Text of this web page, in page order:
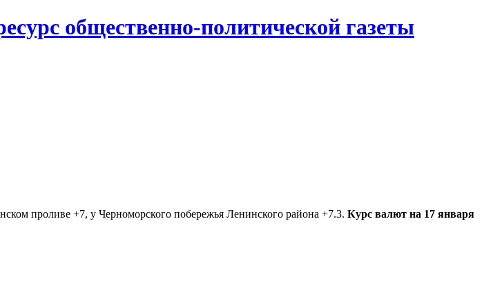
общественно-политической газеты
проливе +7, у Черноморского побережья Ленинского района +7.3. Курс валют на 17 января